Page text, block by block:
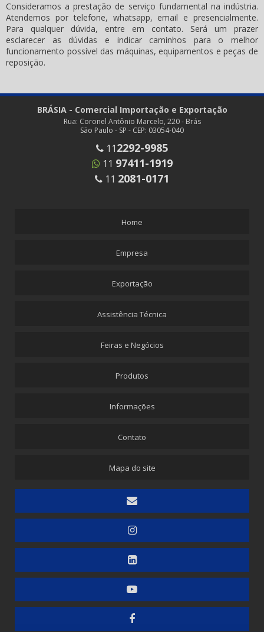
Consideramos a prestação de serviço fundamental na indústria.
Atendemos por telefone, whatsapp, email e presencialmente.
Para qualquer dúvida, entre em contato. Será um prazer
esclarecer as dúvidas e indicar caminhos para o melhor
funcionamento possível das máquinas, equipamentos e peças de
reposição.
BRÁSIA - Comercial Importação e Exportação
Rua: Coronel Antônio Marcelo, 220 - Brás
São Paulo - SP - CEP: 03054-040
112292-9985
11 97411-1919
11 2081-0171
Home
Empresa
Exportação
Assistência Técnica
Feiras e Negócios
Produtos
Informações
Contato
Mapa do site